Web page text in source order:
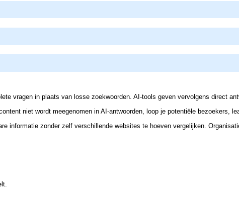
vragen in plaats van losse zoekwoorden. AI-tools geven vervolgens direct
niet wordt meegenomen in AI-antwoorden, loop je potentiële bezoekers,
informatie zonder zelf verschillende websites te hoeven vergelijken.